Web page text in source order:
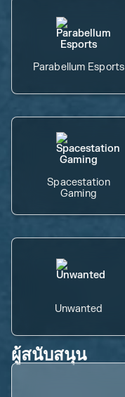
Parabellum Esports
Spacestation
Gaming
Unwanted
ผู้สนับสนุน